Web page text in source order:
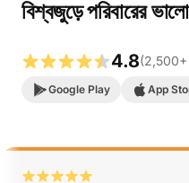
বিশ্বজুড়ে পরিবারের
4.8(2,500+
Google Play App